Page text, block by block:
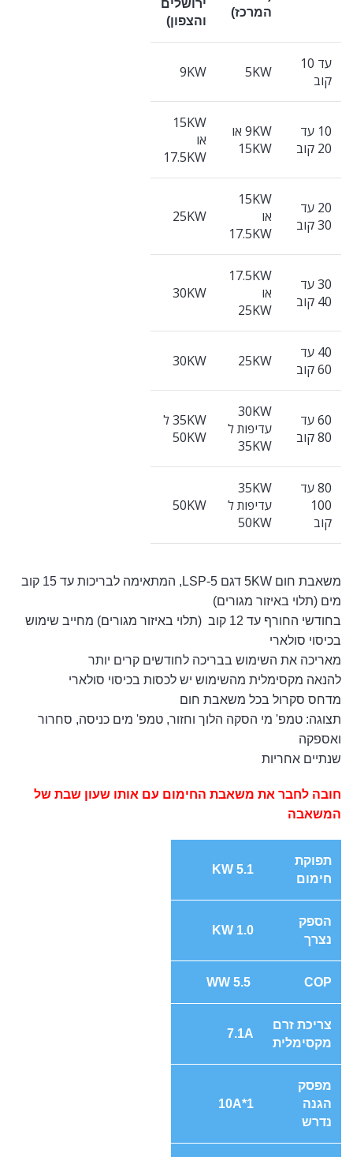
המרכז)
ירושלים
והצפון)
עד 10
קוב
5KW
9KW
10 עד
20 קוב
9KW או
15KW
15KW
או
17.5KW
20 עד
30 קוב
15KW
או
17.5KW
25KW
30 עד
40 קוב
17.5KW
או
25KW
30KW
40 עד
60 קוב
25KW
30KW
60 עד
80 קוב
30KW
עדיפות ל
35KW
35KW ל
50KW
80 עד
100
קוב
35KW
עדיפות ל
50KW
50KW
משאבת חום 5KW דגם LSP-5, המתאימה לבריכות עד 15 קוב
מים (תלוי באיזור מגורים)
בחודשי החורף עד 12 קוב (תלוי באיזור מגורים) מחייב שימוש
בכיסוי סולארי
מאריכה את השימוש בבריכה לחודשים קרים יותר
להנאה מקסימלית מהשימוש יש לכסות בכיסוי סולארי
מדחס סקרול בכל משאבת חום
תצוגה: טמפ' מי הסקה הלוך וחזור, טמפ' מים כניסה, סחרור
ואספקה
שנתיים אחריות
חובה לחבר את משאבת החימום עם אותו שעון שבת של
המשאבה
תפוקת
חימום
5.1 KW
הספק
נצרך
1.0 KW
COP
צריכת זרם
מקסימלית
7.1A
מפסק
הגנה
נדרש
10A*1